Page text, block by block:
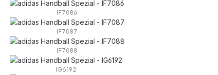
IF7086
IF7087
IF7088
IG6192